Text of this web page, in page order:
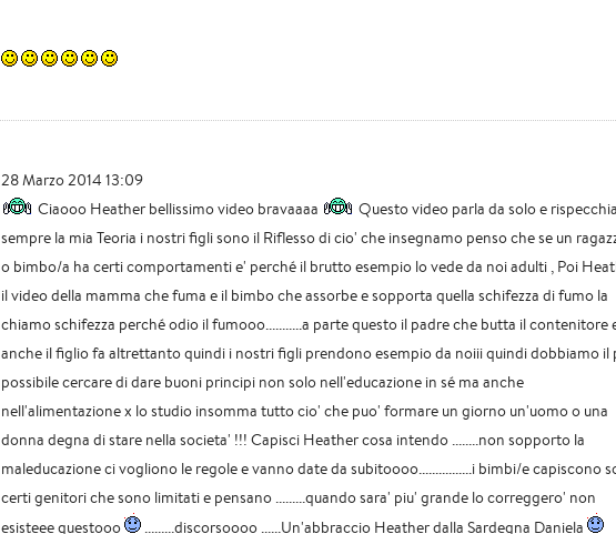
28 Marzo 2014 13:09
Ciaooo Heather bellissimo video bravaaaa
Questo video parla da solo e rispecchia
sempre la mia Teoria i nostri figli sono il Riflesso di cio' che insegnamo penso che se un
o bimbo/a ha certi comportamenti e' perché il brutto esempio lo vede da noi adulti , Poi
il video della mamma che fuma e il bimbo che assorbe e sopporta quella schifezza di fumo la
chiamo schifezza perché odio il fumooo...........a parte questo il padre che butta il contenitore
anche il figlio fa altrettanto quindi i nostri figli prendono esempio da noiii quindi dobbiamo il
possibile cercare di dare buoni principi non solo nell'educazione in sé ma anche
nell'alimentazione x lo studio insomma tutto cio' che puo' formare un giorno un'uomo o una
donna degna di stare nella societa' !!! Capisci Heather cosa intendo ........non sopporto la
maleducazione ci vogliono le regole e vanno date da subitoooo................i bimbi/e capiscono
certi genitori che sono limitati e pensano .........quando sara' piu' grande lo correggero' non
esisteee questooo
.........discorsoooo ......Un'abbraccio Heather dalla Sardegna Daniela